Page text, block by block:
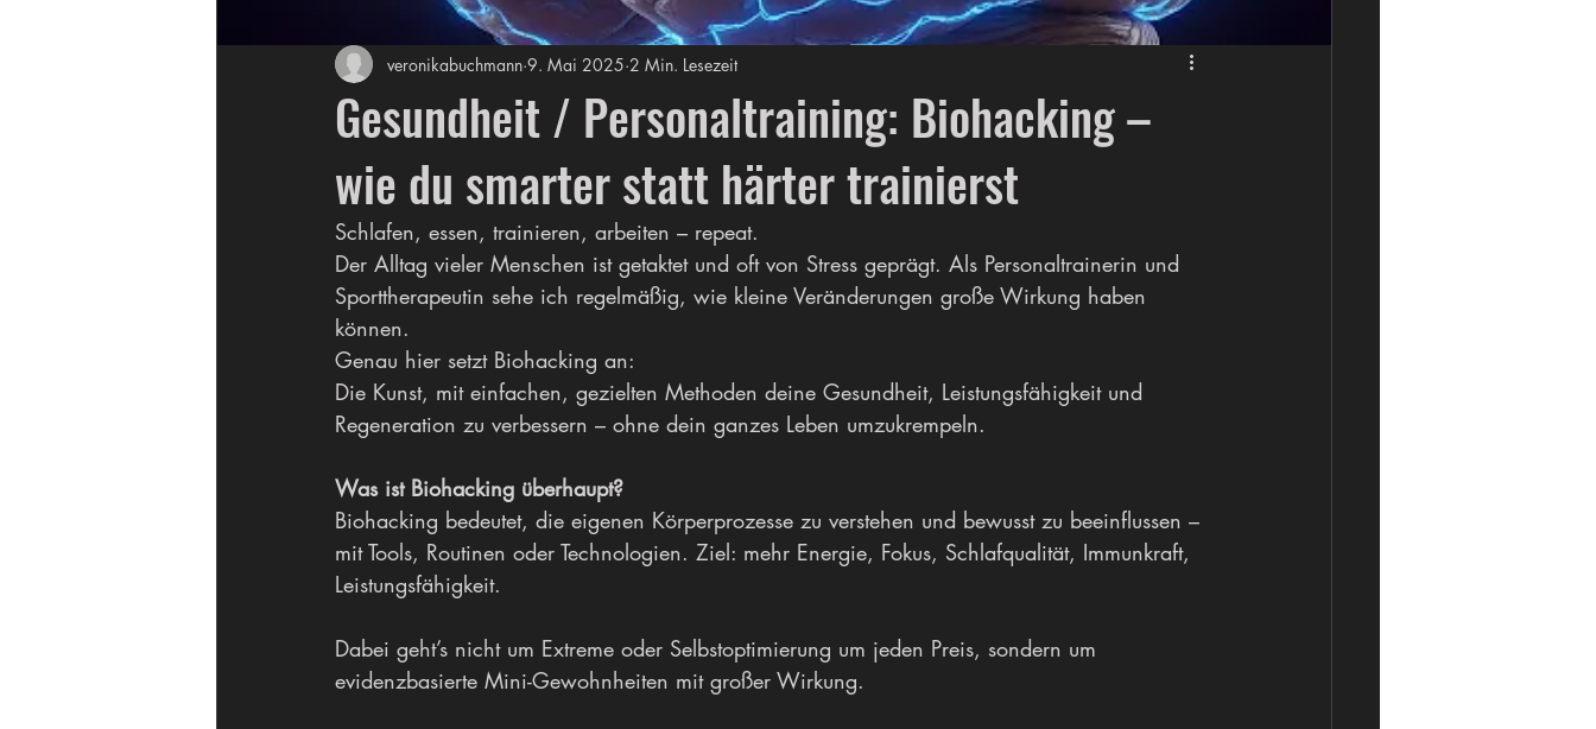
Gesundheit / Personaltraining: Biohacking –
wie du smarter statt härter trainierst
veronikabuchmann 9. Mai 2025 2 Min. Lesezeit
Schlafen, essen, trainieren, arbeiten – repeat.
Der Alltag vieler Menschen ist getaktet und oft von Stress geprägt. Als Personaltrainerin und
Sporttherapeutin sehe ich regelmäßig, wie kleine Veränderungen große Wirkung haben
können.
Genau hier setzt Biohacking an:
Die Kunst, mit einfachen, gezielten Methoden deine Gesundheit, Leistungsfähigkeit und
Regeneration zu verbessern – ohne dein ganzes Leben umzukrempeln.
Was ist Biohacking überhaupt?
Biohacking bedeutet, die eigenen Körperprozesse zu verstehen und bewusst zu beeinflussen –
mit Tools, Routinen oder Technologien. Ziel: mehr Energie, Fokus, Schlafqualität, Immunkraft,
Leistungsfähigkeit.
Dabei geht’s nicht um Extreme oder Selbstoptimierung um jeden Preis, sondern um
evidenzbasierte Mini-Gewohnheiten mit großer Wirkung.